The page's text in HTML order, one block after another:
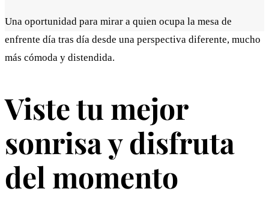
Una oportunidad para mirar a quien ocupa la mesa de
enfrente día tras día desde una perspectiva diferente, mucho
más cómoda y distendida.
Viste tu mejor
sonrisa y disfruta
del momento